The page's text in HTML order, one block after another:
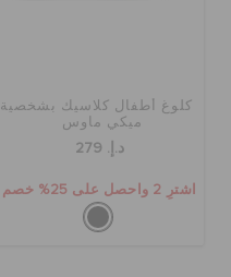
كلوغ أطفال كلاسيك بشخصية
ميكي ماوس
د.إ. 279
اشترِ 2 واحصل على 25% خصم